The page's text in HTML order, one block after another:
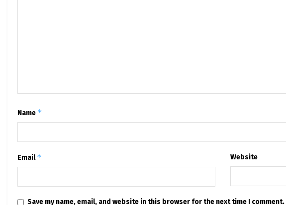
Name *
Email* Website
Save my name, email, and website in this browser for the next time I comment.